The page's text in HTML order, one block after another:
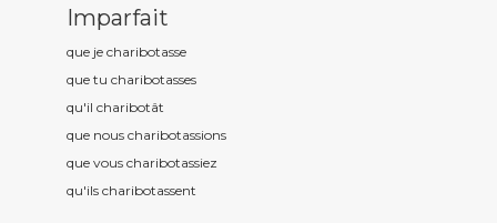
Imparfait
que je charibotasse
que tu charibotasses
qu'il charibotât
que nous charibotassions
que vous charibotassiez
qu'ils charibotassent